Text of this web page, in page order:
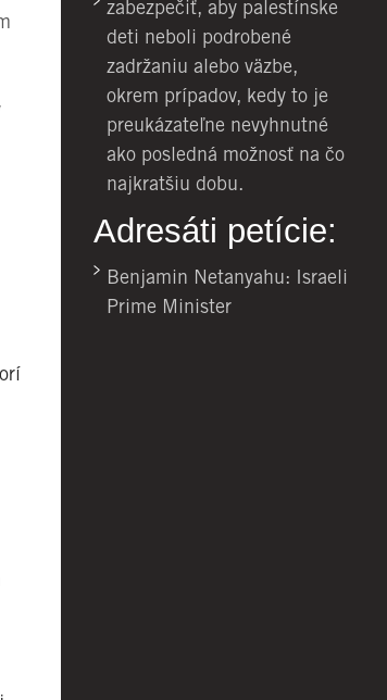
zabezpečiť, aby palestínske
deti neboli podrobené
zadržaniu alebo väzbe,
okrem prípadov, kedy to je
preukázateľne nevyhnutné
ako posledná možnosť na čo
najkratšiu dobu.
Adresáti petície:
Benjamin Netanyahu: Israeli
Prime Minister